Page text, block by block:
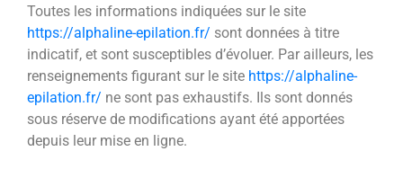
Toutes les informations indiquées sur le site
https://alphaline-epilation.fr/ sont données à titre
indicatif, et sont susceptibles d’évoluer. Par ailleurs, les
renseignements figurant sur le site https://alphaline-
epilation.fr/ ne sont pas exhaustifs. Ils sont donnés
sous réserve de modifications ayant été apportées
depuis leur mise en ligne.